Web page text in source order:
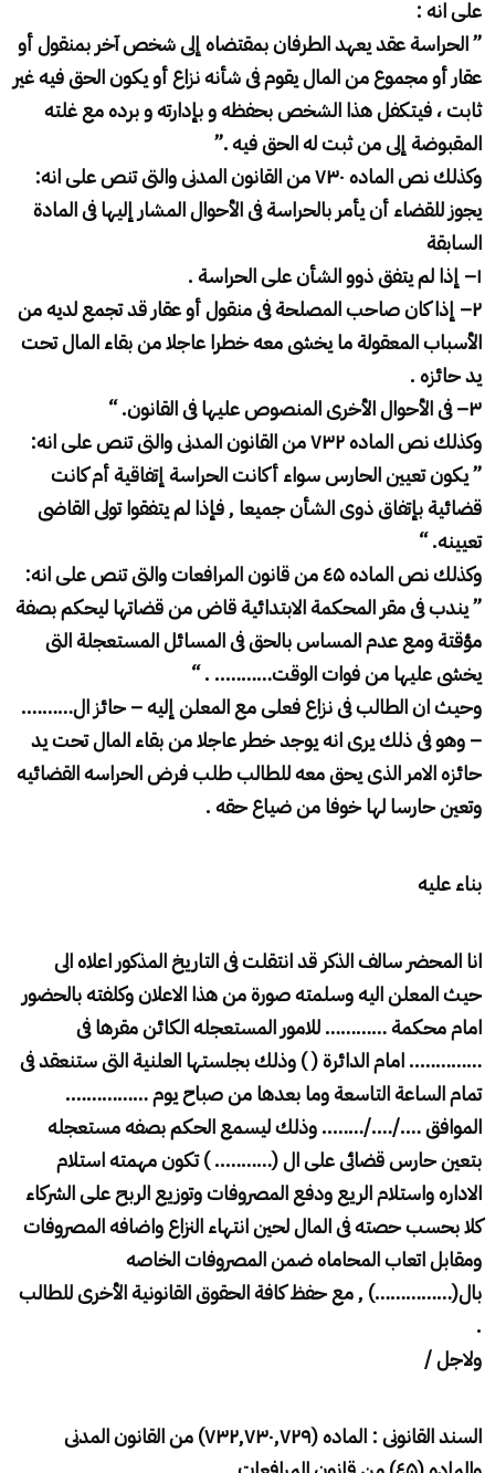
على انه:
”الحراسة عقد يعهد الطرفان بمقتضاه إلى شخص آخر بمنقول أو
عقار أو مجموع من المال يقوم فى شأنه نزاع أو يكون الحق فيه غير
ثابت ، فيتكفل هذا الشخص بحفظه و بإدارته و برده مع غلته
المقبوضة إلى من ثبت له الحق فيه.”
وكذلك نص الماده۷۳۰من القانون المدنى والتى تنص على انه:
يجوز للقضاء أن يأمر بالحراسة فى الأحوال المشار إليها فى المادة
السابقة
۱– إذا لم يتفق ذوو الشأن على الحراسة.
۲– إذا كان صاحب المصلحة فى منقول أو عقار قد تجمع لديه من
الأسباب المعقولة ما يخشى معه خطرا عاجلا من بقاء المال تحت
يد حائزه.
۳–فى الأحوال الأخرى المنصوص عليها فى القانون. “
وكذلك نص الماده۷۳۲من القانون المدنى والتى تنص على انه:
”يكون تعيين الحارس سواء أكانت الحراسة إتفاقية أم كانت
قضائية بإتفاق ذوى الشأن جميعا ,فإذا لم يتفقوا تولى القاضى
تعيينه. “
وكذلك نص الماده ٤۵ من قانون المرافعات والتى تنص على انه:
”يندب فى مقر المحكمة الابتدائية قاض من قضاتها ليحكم بصفة
مؤقتة ومع عدم المساس بالحق فى المسائل المستعجلة التى
يخشى عليها من فوات الوقت……….. . “
وحيث ان الطالب فى نزاع فعلى مع المعلن إليه – حائز ال……….
– وهو فى ذلك يرى انه يوجد خطر عاجلا من بقاء المال تحت يد
حائزه الامر الذى يحق معه للطالب طلب فرض الحراسه القضائيه
وتعين حارسا لها خوفا من ضياع حقه.
بناء عليه
انا المحضر سالف الذكر قد انتقلت فى التاريخ المذكور اعلاه الى
حيث المعلن اليه وسلمته صورة من هذا الاعلان وكلفته بالحضور
امام محكمة ………… للامور المستعجله الكائن مقرها فى
…………..امام الدائرة ( ) وذلك بجلستها العلنية التى ستنعقد فى
تمام الساعة التاسعة وما بعدها من صباح يوم …………….
الموافق …./…./…….. وذلك ليسمع الحكم بصفه مستعجله
بتعين حارس قضائى على ال (……….. ) تكون مهمته استلام
الاداره واستلام الريع ودفع المصروفات وتوزيع الربح على الشركاء
كلا بحسب حصته فى المال لحين انتهاء النزاع واضافه المصروفات
ومقابل اتعاب المحاماه ضمن المصروفات الخاصه
بال(……………) , مع حفظ كافة الحقوق القانونية الأخرى للطالب
.
ولاجل/
السند القانونى : الماده(۷۳۲,۷۳۰,۷۲۹)من القانون المدنى